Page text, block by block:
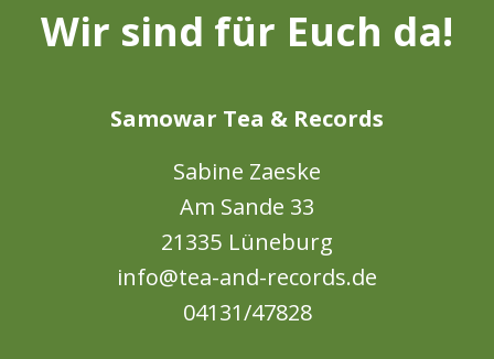
Wir sind für Euch da!
Samowar Tea & Records
Sabine Zaeske
Am Sande 33
21335 Lüneburg
info@tea-and-records.de
04131/47828